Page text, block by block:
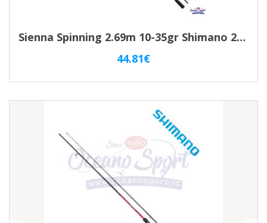
Sienna Spinning 2.69m 10-35gr Shimano 2pz SSN810ME
44.81€